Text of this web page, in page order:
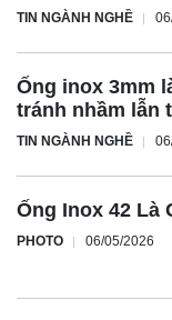
TIN NGÀNH NGHỀ
Ống inox 3mm
tránh nhầm lẫn
TIN NGÀNH NGHỀ
Ống Inox 42 Là
PHOTO 06/05/2026